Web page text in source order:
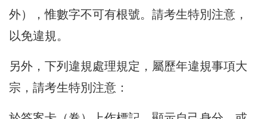
外），惟數字不可有根號。請考生特別注意，
以免違規。
另外，下列違規處理規定，屬歷年違規事項大
宗，請考生特別注意：